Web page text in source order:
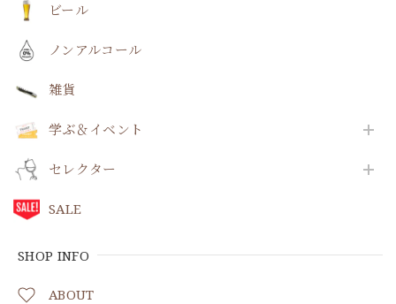
ビール
ノンアルコール
雑貨
学ぶ＆イベント
セレクター
SALE
SHOP INFO
ABOUT